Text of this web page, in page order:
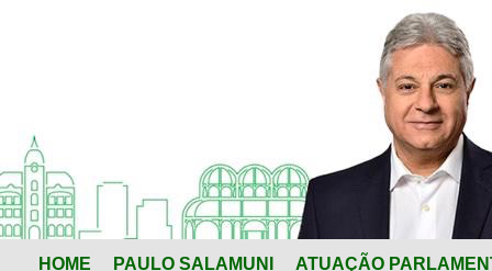
HOME PAULO SALAMUNI ATUAÇÃO